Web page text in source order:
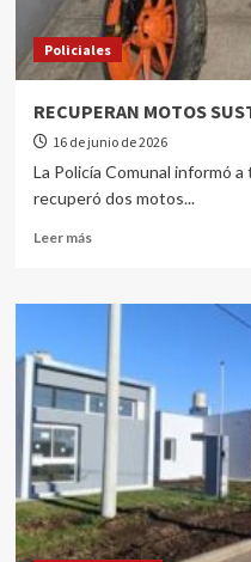
Policiales
RECUPERAN MOTOS
16 de junio de 2026
La Policía Comunal informó
recuperó dos motos...
Leer más